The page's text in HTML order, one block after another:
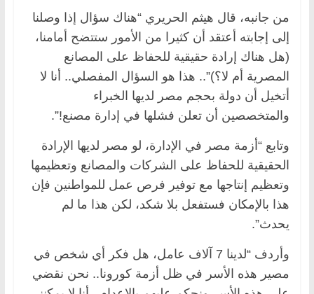
من جانبه، قال هيثم الحريري “هناك سؤال إذا وصلنا
إلى إجابته أعتقد أن كثيرا من الأمور ستتضح أمامنا،
(هل هناك إرادة حقيقية للحفاظ على المصانع
المصرية أم لا؟)”.. هذا هو السؤال المفصلي.. أنا لا
أتخيل أن دولة بحجم مصر لديها الخبراء
والمتخصصين أن تعلن فشلها في إدارة مصنع!”.
وتابع “أزمة مصر في الإدارة، لو مصر لديها الإرادة
الحقيقية للحفاظ على الشركات والمصانع وتعظيمها
وتعظيم إنتاجها مع توفير فرص عمل للمواطنين فإن
هذا بالإمكان فستفعل بلا شكد، لكن هذا ما لم
يحدث”.
وأردف “لدينا 7 آلاف عامل، هل فكر أي شخص في
مصير هذه الأسر في ظل أزمة كورونا.. نحن نقضي